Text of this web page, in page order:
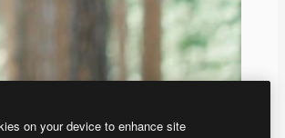
on your device to enhance site